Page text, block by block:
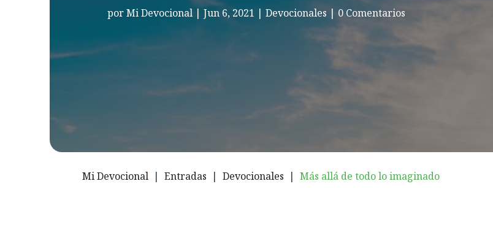
porMi Devocional |Jun 6, 2021 |Devocionales | 0 Comentarios
Mi Devocional | Entradas | Devocionales | Más allá de todo lo imaginado